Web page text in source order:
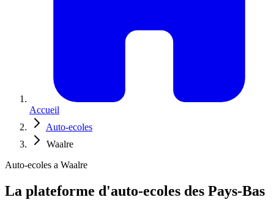
Accueil
Auto-ecoles
Waalre
Auto-ecoles a Waalre
La plateforme d'auto-ecoles des Pays-Bas